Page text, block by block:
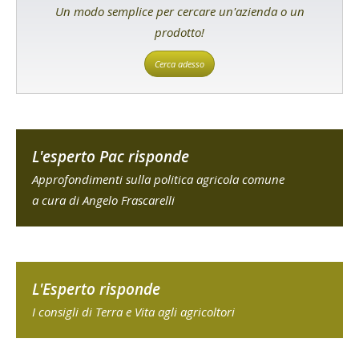
Un modo semplice per cercare un'azienda o un
prodotto!
Cerca adesso
L'esperto Pac risponde
Approfondimenti sulla politica agricola comune
a cura di Angelo Frascarelli
L'Esperto risponde
I consigli di Terra e Vita agli agricoltori